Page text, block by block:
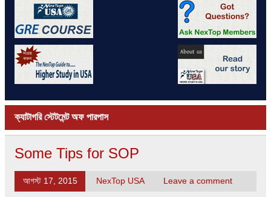
ক্যাটাগরিস্টেটমেন্ট অফ পারপাস
Some Tips for SOP
আগস্ট 17, 2015 NexTop USA Leave a comment